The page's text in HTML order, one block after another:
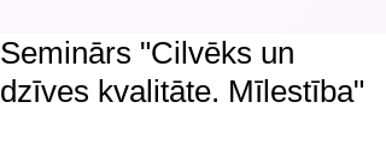
Seminārs "Cilvēks un
dzīves kvalitāte. Mīlestība"